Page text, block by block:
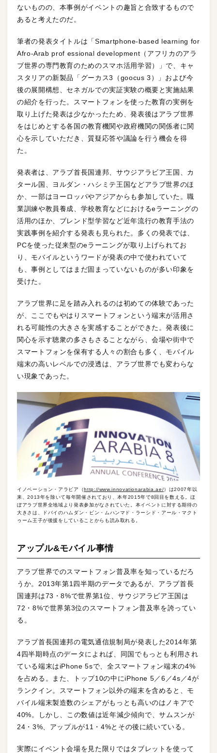
ないものの、本事例がイベントの趣旨と合致するもので
あると考えたのだ。
筆者の発表タイトルは「Smartphone-based learning for
Afro-Arab prof essional development（アフリカのアラ
ブ世界の専門教育のためのスマホ活用学習）」で、キャ
スタリアの新製品「グーカス3（goocus 3）」および今
後の展開構想、セネガルでの実証実験の概要と実施結果
の紹介を行った。スマートフォンを使った教育の実例を
取り上げた発表は少なかったため、発表後はアラブ世界
をはじめとする各国の教育機関や政府機関の関係者に関
心を示していただき、質疑応答や議論を行う機会を得
た。
発表者は、アラブ首長国連邦、サウジアラビア王国、カ
タール国、ヨルダン・ハシミテ王国などアラブ世界のほ
か、一部はヨーロッパやアジアからも参加していた。職
業訓練や教員養成、学校教育などにおけるeラーニングの
活用のほか、ブレンド型学習など近年流行の教育手法の
実践事例を紹介する発表も見られた。多くの発表では、
PCを使った従来型のeラーニングが取り上げられてお
り、モバイルというワードが発表の中で使われていて
も、事例としてはまだ固まっていないものが多い印象を
受けた。
アラブ世界に足を踏み入れるのは初めての体験であった
が、ここでもやはりスマートフォンという端末が活用さ
れる可能性の大きさを実感することができた。発表後に
関心を示す聴衆の多さもさることながら、会場や街中で
スマートフォンを保有する人々の割合も多く、モバイル
端末の高いレベルでの浸透は、アラブ世界でも変わらな
い現象であった。
イノベーション・アラビア（http://www.innovationarabia.ae/）は2007年以
来、2013年を除いて毎年開催されており、本年2015年で8回目を数える。ほ
ぼアラブ世界全地域より発表参加がなされていた。本イベントに対する期待の
大きさは、ドバイのハムダン・ビン・ムハンマド・ラーシド・アール・マクト
ゥーム王子が後援をしていることからも読み取れる。
アップル&モバイル事情
アラブ世界でのスマートフォン普及率を知っているだろ
うか。2013年第1四半期のデータであるが、アラブ首長
国連邦は73・8%で世界第1位、サウジアラビア王国は
72・8%で世界第3位のスマートフォン普及率を誇ってい
る。
アラブ首長国連邦の電気通信規制局が発表した2014年第
4四半期時点のデータによれば、同国でもっとも利用され
ている端末はiPhone 5sで、全スマートフォン端末の4%
を占める。また、トップ10の中にiPhone 5／6／4s／4が
ランクイン。スマートフォン以外の端末を含めると、モ
バイル端末製造数のシェアがもっとも高いのはノキアで
40%。しかし、この数値は近年減少傾向で、サムスンが
24・3%、アップルが11・4%とその後に続いている。
実際にイベント会場を見た限りではタブレットを使って